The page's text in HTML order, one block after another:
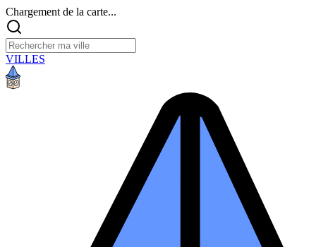
Chargement de la carte...
VILLES